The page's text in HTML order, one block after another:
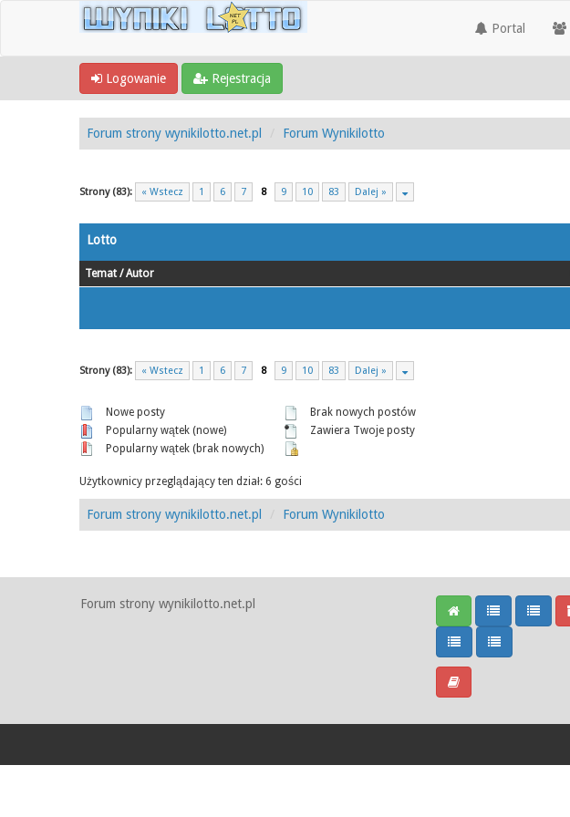
Portal
Logowanie Rejestracja
Forum strony wynikilotto.net.pl Forum Wynikilotto
Strony (83): « Wstecz 1 6 7 8 9 10 83 Dalej »
Lotto
Temat /Autor
Strony (83): « Wstecz 1 6 7 8 9 10 83 Dalej »
Nowe posty
Popularny wątek (nowe)
Popularny wątek (brak nowych)
Brak nowych postów
Zawiera Twoje posty
Użytkownicy przeglądający ten dział: 6 gości
Forum strony wynikilotto.net.pl Forum Wynikilotto
Forum strony wynikilotto.net.pl